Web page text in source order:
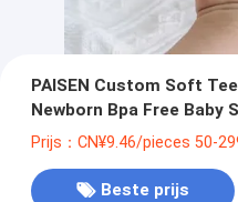
PAISEN Custom Soft
Newborn Bpa Free
voor baby's
Prijs：CN¥9.46/pieces 50-
Beste prijs